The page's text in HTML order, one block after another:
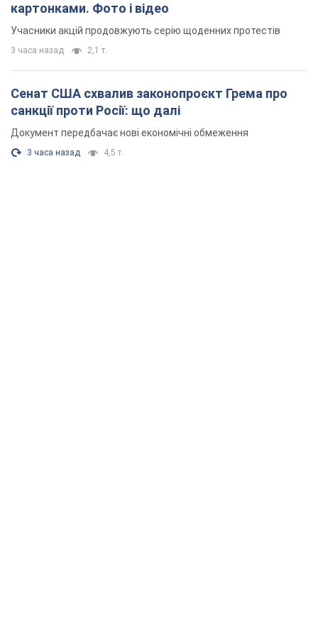
картонками. Фото і відео
Учасники акцій продовжують серію щоденних протестів
3 часа назад 2,1 т.
Сенат США схвалив законопроєкт Грема про
санкції проти Росії: що далі
Документ передбачає нові економічні обмеження
3 часа назад 4,5 т.